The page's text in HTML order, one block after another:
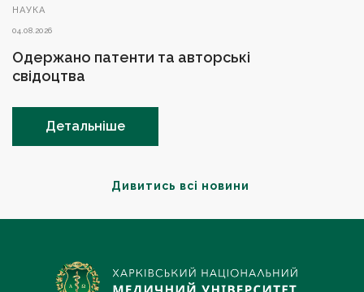
Дивитись всі новини
НАУКА
04.08.2026
Одержано патенти та авторські
свідоцтва
Детальніше